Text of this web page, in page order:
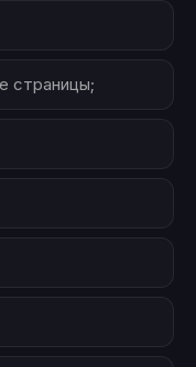
страницы;